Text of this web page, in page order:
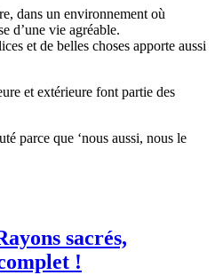
dans un environnement où
d’une vie agréable.
et de belles choses apporte aussi
et extérieure font partie des
parce que ‘nous aussi, nous le
sacrés,
!